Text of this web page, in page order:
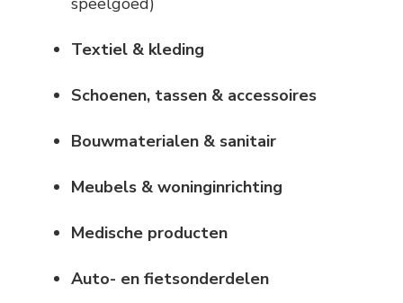
Textiel & kleding
Schoenen, tassen & accessoires
Bouwmaterialen & sanitair
Meubels & woninginrichting
Medische producten
Auto- en fietsonderdelen